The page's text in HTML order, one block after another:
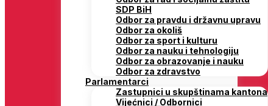
SDP BiH
Odbor za pravdu i državnu upravu
Odbor za okoliš
Odbor za sport i kulturu
Odbor za nauku i tehnologiju
Odbor za obrazovanje i nauku
Odbor za zdravstvo
Parlamentarci
Zastupnici u skupštinama kantona
Vijećnici / Odbornici